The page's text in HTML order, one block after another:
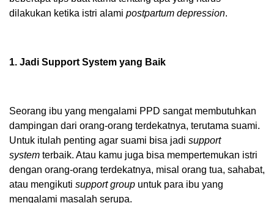
dilakukan ketika istri alami postpartum depression.
1. Jadi Support System yang Baik
Seorang ibu yang mengalami PPD sangat membutuhkan
dampingan dari orang-orang terdekatnya, terutama suami.
Untuk itulah penting agar suami bisa jadi support
system terbaik. Atau kamu juga bisa mempertemukan istri
dengan orang-orang terdekatnya, misal orang tua, sahabat,
atau mengikuti support group untuk para ibu yang
mengalami masalah serupa.